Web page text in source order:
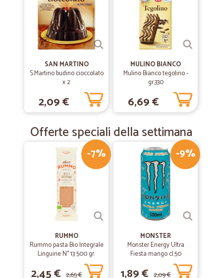
SAN MARTINO
S.Martino budino cioccolato
x 2
2,09 €
MULINO BIANCO
Mulino Bianco tegolino -
gr.330
6,69 €
Offerte speciali della settimana
-7%
RUMMO
Rummo pasta Bio Integrale
Linguine N° 13 500 gr.
2,45 € 2,65 €
-9%
MONSTER
Monster Energy Ultra
Fiesta mango cl.50
1,89 € 2,09 €